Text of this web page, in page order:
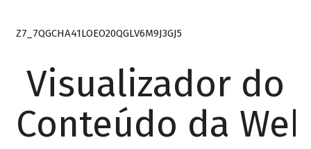
Z7_7QGCHA41LOEO20QGLV6M9J3GJ5
Visualizador do
Conteúdo da Web